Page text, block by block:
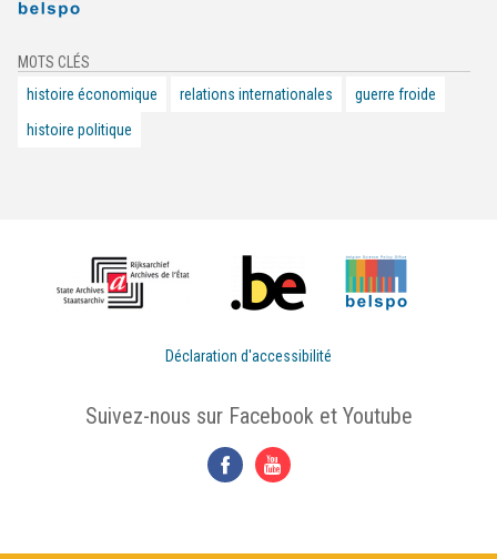
MOTS CLÉS
histoire économique
relations internationales
guerre froide
histoire politique
Déclaration d'accessibilité
Suivez-nous sur Facebook et Youtube